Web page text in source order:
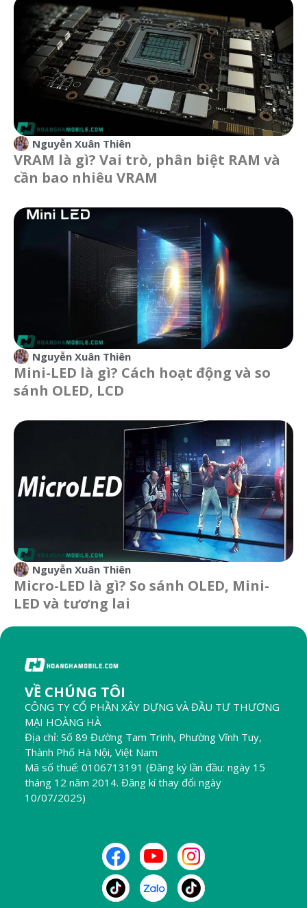
Nguyễn Xuân Thiên
VRAM là gì? Vai trò, phân biệt RAM và
cần bao nhiêu VRAM
Nguyễn Xuân Thiên
Mini-LED là gì? Cách hoạt động và so
sánh OLED, LCD
Nguyễn Xuân Thiên
Micro-LED là gì? So sánh OLED, Mini-
LED và tương lai
VỀ CHÚNG TÔI
CÔNG TY CỔ PHẦN XÂY DỰNG VÀ ĐẦU TƯ THƯƠNG
MẠI HOÀNG HÀ
Địa chỉ: Số 89 Đường Tam Trinh, Phường Vĩnh Tuy,
Thành Phố Hà Nội, Việt Nam
Mã số thuế: 0106713191 (Đăng ký lần đầu: ngày 15
tháng 12 năm 2014. Đăng kí thay đổi ngày
10/07/2025)